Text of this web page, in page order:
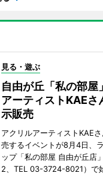
見る・遊ぶ
自由が丘「私の部屋
アーティストKAEさ
示販売
アクリルアーティストKAE
売するイベントが8月4日、
ップ「私の部屋 自由が丘店
2、TEL 03-3724-8021）で